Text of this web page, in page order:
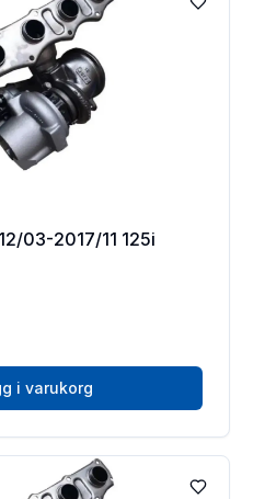
Lägg till
03-2017/11 125i
i varukorg